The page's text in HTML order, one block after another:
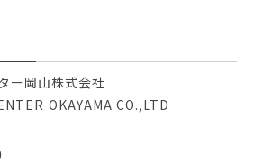
ー岡山株式会社
OKAYAMA CO.,LTD